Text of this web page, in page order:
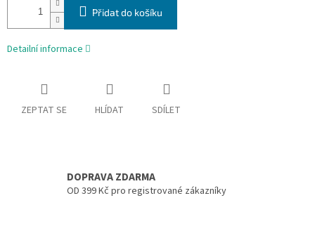
Přidat do košíku
Detailní informace
ZEPTAT SE HLÍDAT SDÍLET
DOPRAVA ZDARMA
OD 399 Kč pro registrované zákazníky